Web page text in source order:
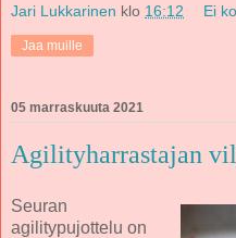
Jari Lukkarinen klo 16:12 Ei
Jaa muille
05 marraskuuta 2021
Agilityharrastajan
Seuran
agilitypujottelu on